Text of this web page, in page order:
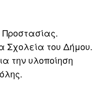
Σχολεία του Δήμου.
την υλοποίηση